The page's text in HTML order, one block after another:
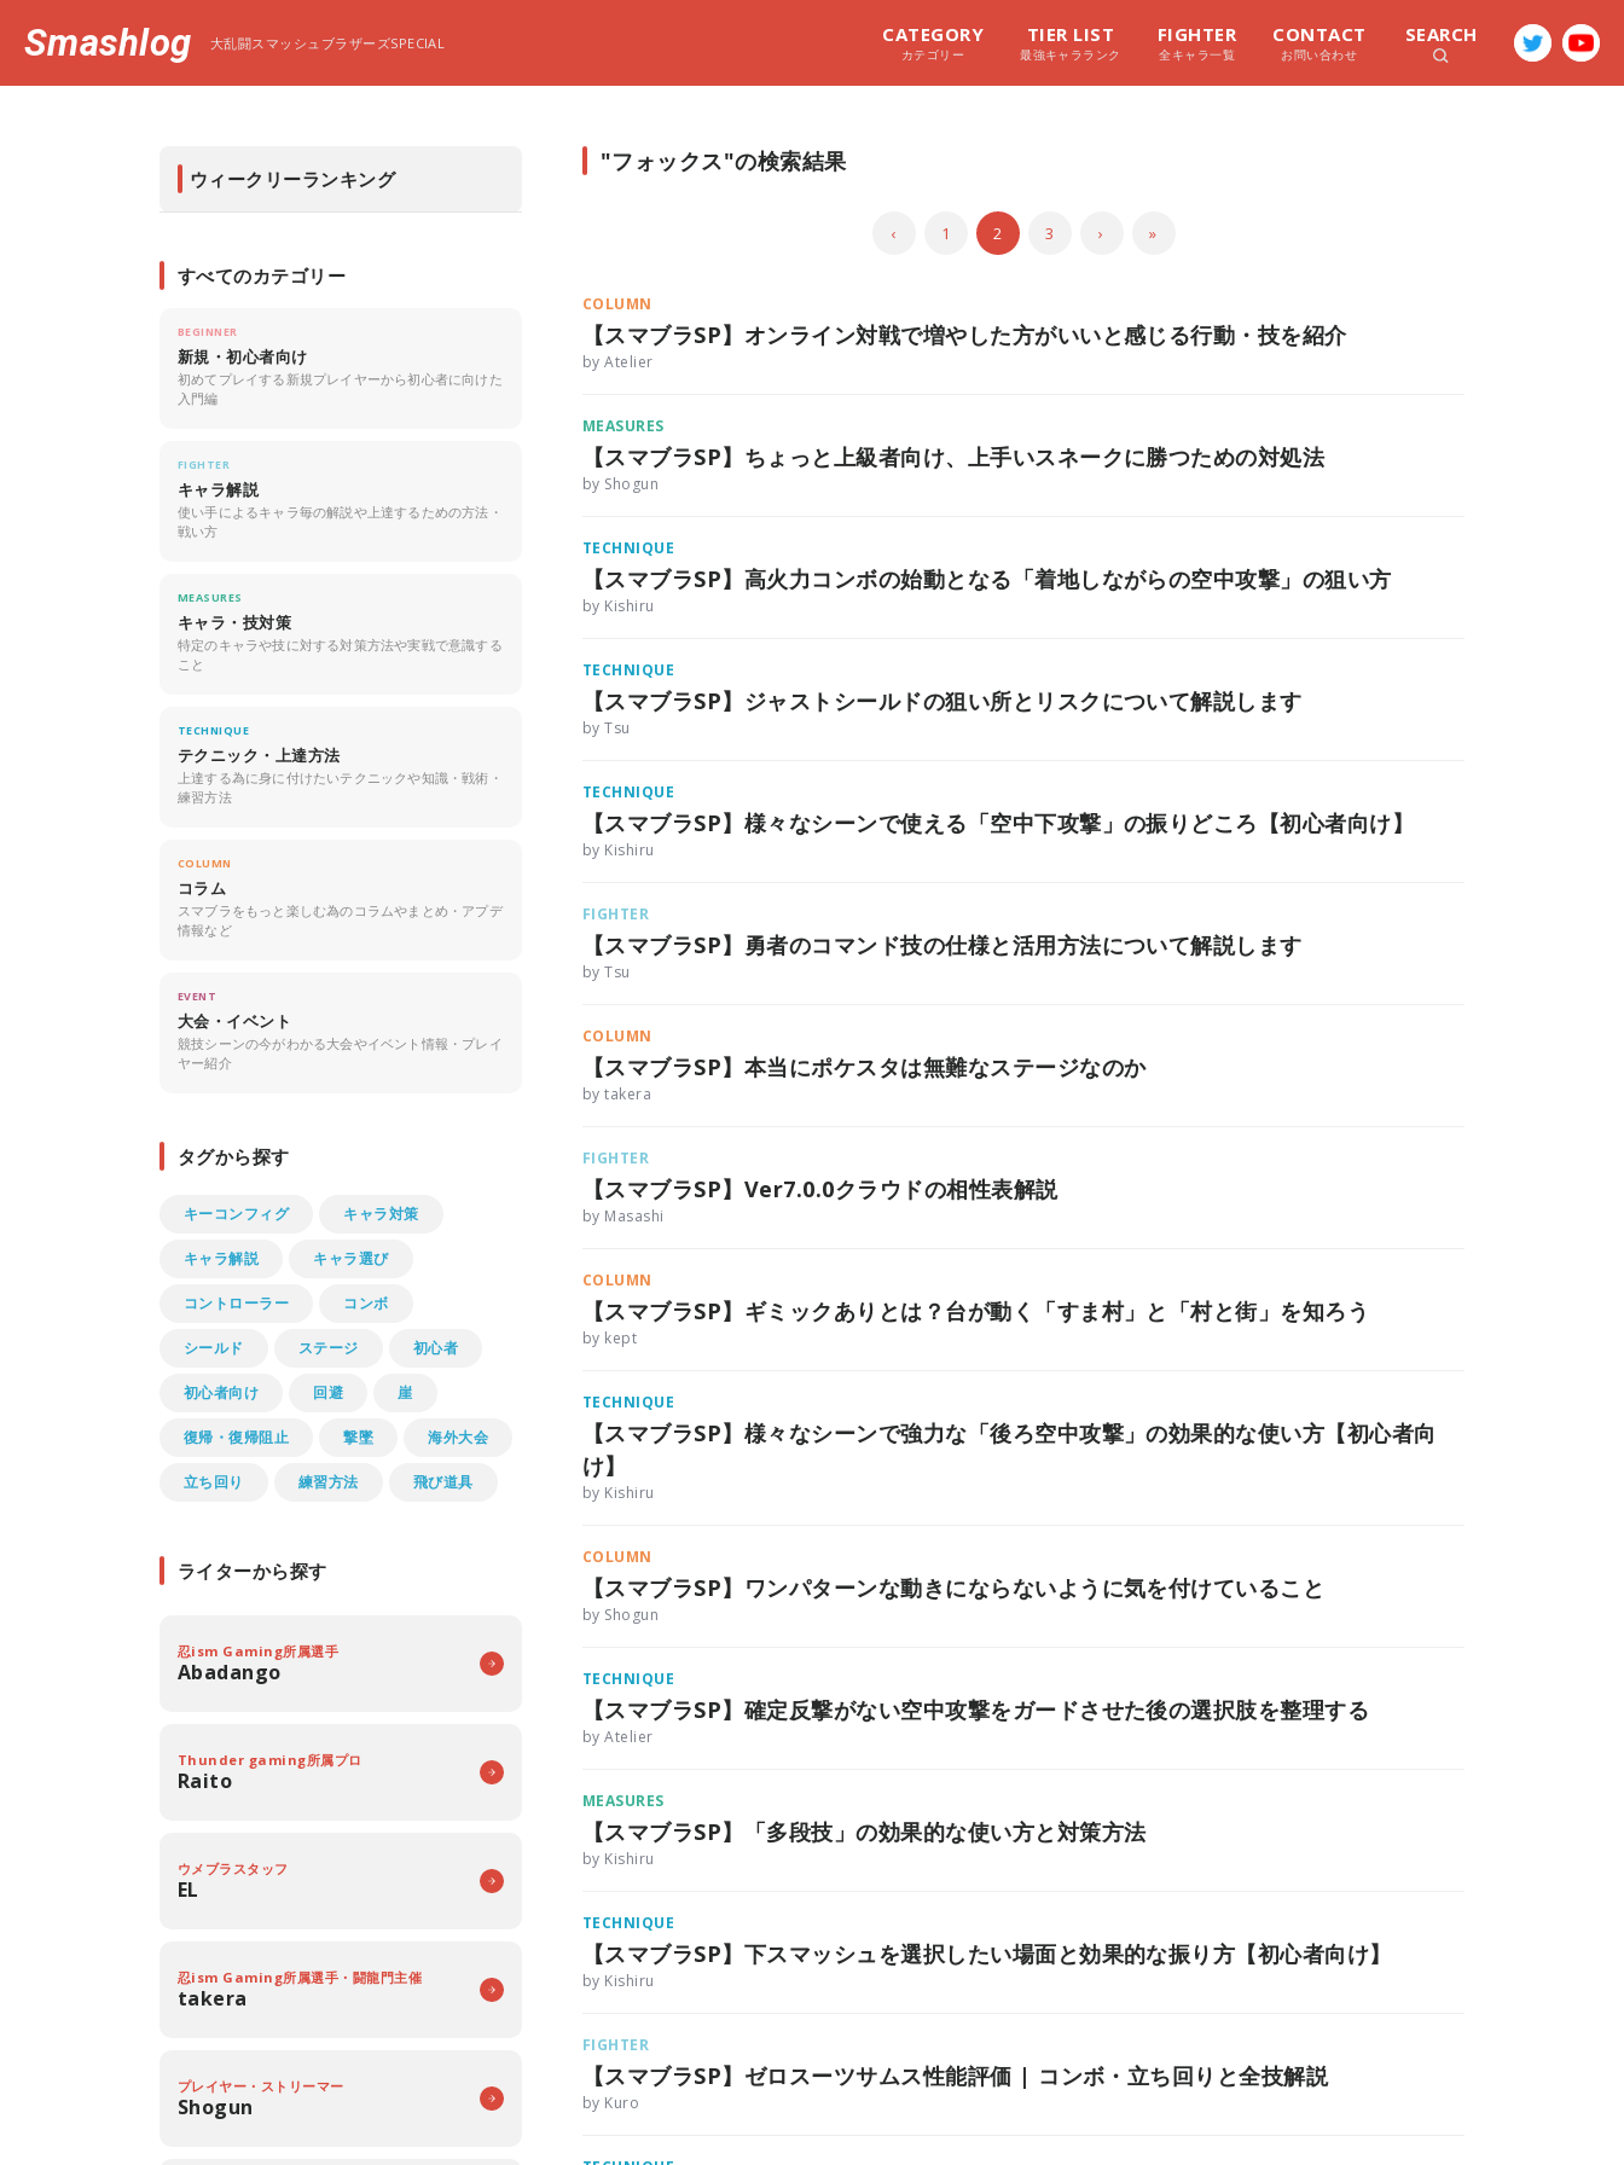
Smashlog 大乱闘スマッシュブラザーズSPECIAL CATEGORY
カテゴリー
TIER LIST
最強キャラランク
FIGHTER
全キャラ一覧
CONTACT
お問い合わせ
SEARCH
"フォックス"の検索結果
‹ 1 2 3 › »
COLUMN
【スマブラSP】オンライン対戦で増やした方がいいと感じる行動・技を紹介
by Atelier
MEASURES
【スマブラSP】ちょっと上級者向け、上手いスネークに勝つための対処法
by Shogun
TECHNIQUE
【スマブラSP】高火力コンボの始動となる「着地しながらの空中攻撃」の狙い方
by Kishiru
TECHNIQUE
【スマブラSP】ジャストシールドの狙い所とリスクについて解説します
by Tsu
TECHNIQUE
【スマブラSP】様々なシーンで使える「空中下攻撃」の振りどころ【初心者向け】
by Kishiru
FIGHTER
【スマブラSP】勇者のコマンド技の仕様と活用方法について解説します
by Tsu
COLUMN
【スマブラSP】本当にポケスタは無難なステージなのか
by takera
FIGHTER
【スマブラSP】Ver7.0.0クラウドの相性表解説
by Masashi
COLUMN
【スマブラSP】ギミックありとは？台が動く「すま村」と「村と街」を知ろう
by kept
TECHNIQUE
【スマブラSP】様々なシーンで強力な「後ろ空中攻撃」の効果的な使い方【初心者向
け】
by Kishiru
COLUMN
【スマブラSP】ワンパターンな動きにならないように気を付けていること
by Shogun
TECHNIQUE
【スマブラSP】確定反撃がない空中攻撃をガードさせた後の選択肢を整理する
by Atelier
MEASURES
【スマブラSP】「多段技」の効果的な使い方と対策方法
by Kishiru
TECHNIQUE
【スマブラSP】下スマッシュを選択したい場面と効果的な振り方【初心者向け】
by Kishiru
FIGHTER
【スマブラSP】ゼロスーツサムス性能評価 | コンボ・立ち回りと全技解説
by Kuro
ウィークリーランキング
すべてのカテゴリー
BEGINNER
新規・初心者向け
初めてプレイする新規プレイヤーから初心者に向けた
入門編
FIGHTER
キャラ解説
使い手によるキャラ毎の解説や上達するための方法・
戦い方
MEASURES
キャラ・技対策
特定のキャラや技に対する対策方法や実戦で意識する
こと
TECHNIQUE
テクニック・上達方法
上達する為に身に付けたいテクニックや知識・戦術・
練習方法
COLUMN
コラム
スマブラをもっと楽しむ為のコラムやまとめ・アプデ
情報など
EVENT
大会・イベント
競技シーンの今がわかる大会やイベント情報・プレイ
ヤー紹介
タグから探す
キーコンフィグ キャラ対策
キャラ解説 キャラ選び
コントローラー コンボ
シールド ステージ 初心者
初心者向け 回避 崖
復帰・復帰阻止 撃墜 海外大会
立ち回り 練習方法 飛び道具
ライターから探す
忍ism Gaming所属選手
Abadango
Thunder gaming所属プロ
Raito
ウメブラスタッフ
EL
忍ism Gaming所属選手・闘龍門主催
takera
プレイヤー・ストリーマー
Shogun